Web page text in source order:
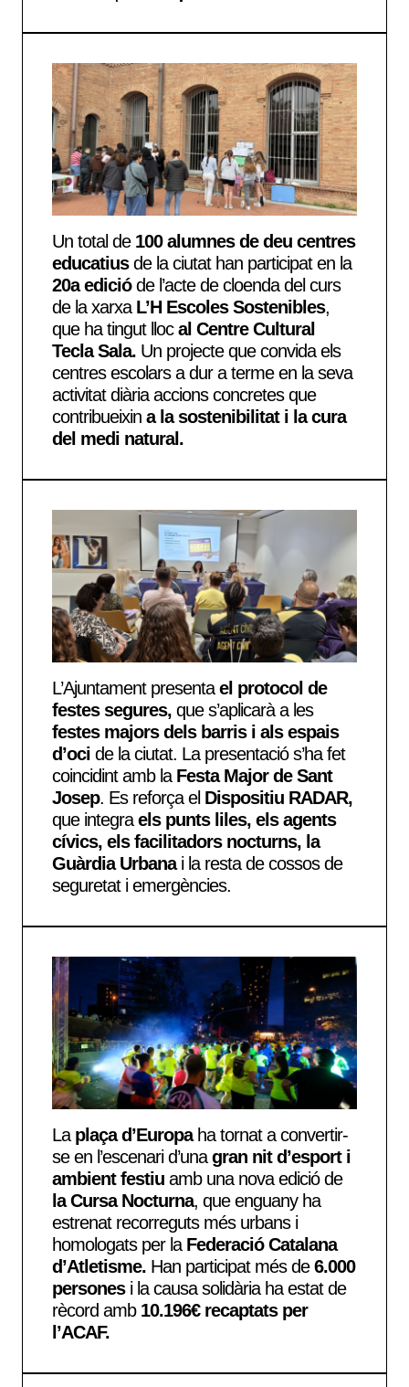
Un total de 100 alumnes de deu centres
educatiusde la ciutat han participat en la
20a edicióde l’acte de cloenda del curs
de la xarxaL’H Escoles Sostenibles,
que ha tingut llocal Centre Cultural
Tecla Sala. Un projecte que convida els
centres escolars a dur a terme en la seva
activitat diàriaaccions concretes que
contribueixin a la sostenibilitat i la cura
del medi natural.
L’Ajuntament presentael protocol de
festes segures, que s’aplicarà a les
festes majors dels barris i als espais
d’oci de la ciutat. La presentació s’ha fet
coincidint amb laFesta Major de Sant
Josep. Es reforça el Dispositiu RADAR,
que integraels punts liles, els agents
cívics, els facilitadors nocturns, la
Guàrdia Urbanai la resta de cossos de
seguretat i emergències.
Laplaça d’Europaha tornat a convertir-
se en l’escenari d’unagran nit d’esport i
ambient festiu amb una nova edició de
la Cursa Nocturna, que enguany ha
estrenat recorreguts més urbans i
homologats per laFederació Catalana
d’Atletisme. Han participat més de6.000
personesi la causa solidària ha estat de
rècord amb10.196€ recaptats per
l’ACAF.